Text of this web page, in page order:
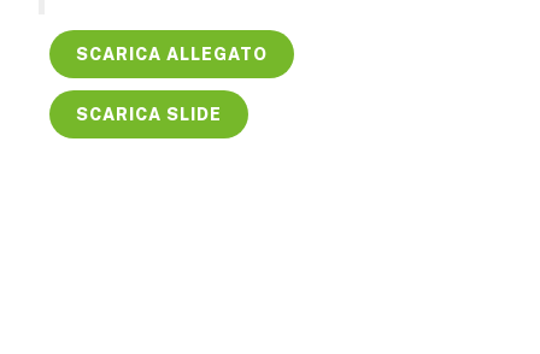
SCARICA ALLEGATO
SCARICA SLIDE